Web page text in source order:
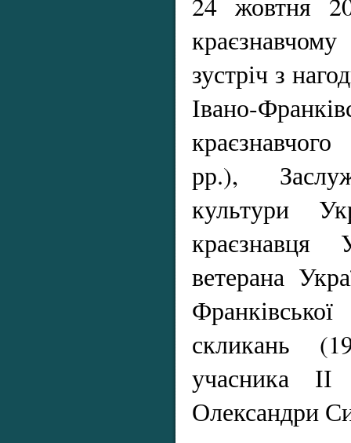
зустріч з
Івано-
рр.),
культури
краєзнавця
ветерана
скликань
учасника
Олександри